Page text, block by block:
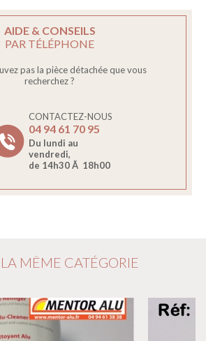
AIDE & CONSEILS
PAR TÉLÉPHONE
pas la pièce détachée que vous
recherchez ?
CONTACTEZ-NOUS
04 94 61 70 95
Du lundi au
vendredi,
de 14h30 Ã 18h00
MÊME CATÉGORIE